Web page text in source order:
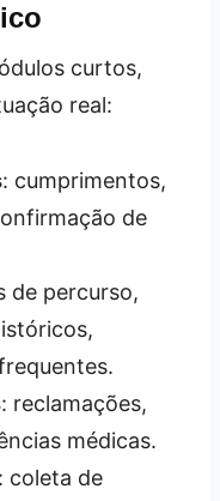
curtos,
real:
: cumprimentos,
de
de percurso,
: reclamações,
médicas.
: coleta de